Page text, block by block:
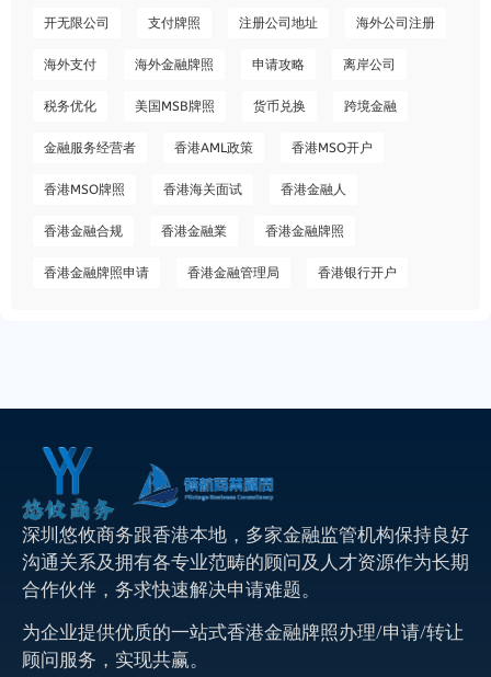
开无限公司 支付牌照 注册公司地址 海外公司注册
海外支付 海外金融牌照 申请攻略 离岸公司
税务优化 美国MSB牌照 货币兑换 跨境金融
金融服务经营者 香港AML政策 香港MSO开户
香港MSO牌照 香港海关面试 香港金融人
香港金融合规 香港金融業 香港金融牌照
香港金融牌照申请 香港金融管理局 香港银行开户
深圳悠攸商务跟香港本地，多家金融监管机构保持良好
沟通关系及拥有各专业范畴的顾问及人才资源作为长期
合作伙伴，务求快速解决申请难题。
为企业提供优质的一站式香港金融牌照办理/申请/转让
顾问服务，实现共赢。